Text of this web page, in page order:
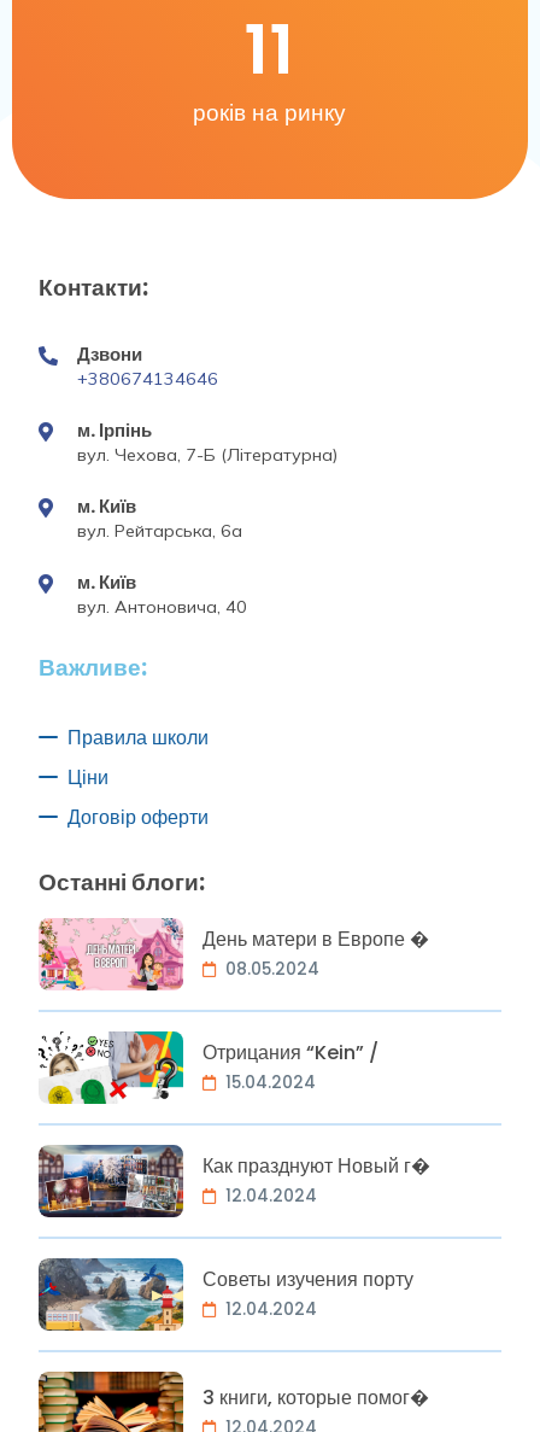
років на ринку
11
Контакти:
Дзвони
+380674134646
м. Ірпінь
вул. Чехова, 7-Б (Літературна)
м. Київ
вул. Рейтарська, 6а
м. Київ
вул. Антоновича, 40
Важливе:
Правила школи
Ціни
Договір оферти
Останні блоги:
День матери в Европе �
08.05.2024
Отрицания “Kein” /
15.04.2024
Как празднуют Новый г�
12.04.2024
Советы изучения порту
12.04.2024
3 книги, которые помог�